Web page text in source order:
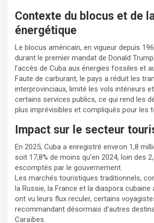
Contexte du blocus et de
énergétique
Le blocus américain, en vigueur depuis
durant le premier mandat de Donald
l’accès de Cuba aux énergies fossiles et
Faute de carburant, le pays a réduit les
interprovinciaux, limité les vols intérieurs
certains services publics, ce qui rend les
plus imprévisibles et compliqués pour les
Impact sur le secteur
En 2025, Cuba a enregistré environ 1,8
soit 17,8% de moins qu’en 2024, loin des
escomptés par le gouvernement.
Les marchés touristiques traditionnels,
la Russie, la France et la diaspora cubaine
ont vu leurs flux reculer, certains
recommandant désormais d’autres
Caraïbes.